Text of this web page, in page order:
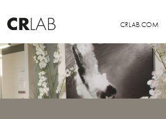
CRLAB.COM